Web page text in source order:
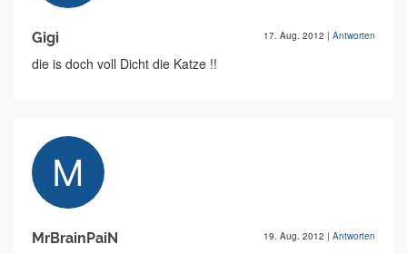
Gigi 17. Aug. 2012 | Antworten
die is doch voll Dicht die Katze !!
MrBrainPaiN 19. Aug. 2012 | Antworten